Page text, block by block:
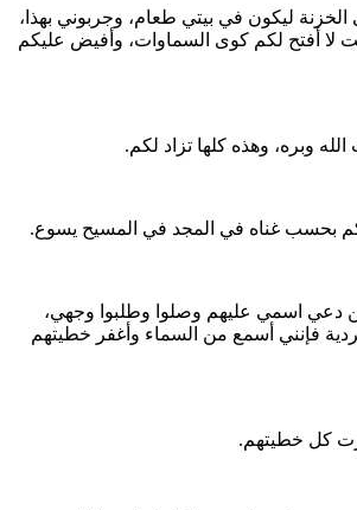
الخزنة ليكون في بيتي طعام، وجربوني بهذا،
لا أفتح لكم كوى السماوات، وأفيض عليكم
وبره، وهذه كلها تزاد لكم.
بحسب غناه في المجد في المسيح يسوع.
دعي اسمي عليهم وصلوا وطلبوا وجهي،
فإنني أسمع من السماء وأغفر خطيتهم
كل خطيتهم.